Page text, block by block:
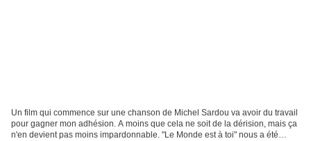
Un film qui commence sur une chanson de Michel Sardou va avoir du travail
pour gagner mon adhésion. A moins que cela ne soit de la dérision, mais ça
n'en devient pas moins impardonnable. "Le Monde est à toi" nous a été